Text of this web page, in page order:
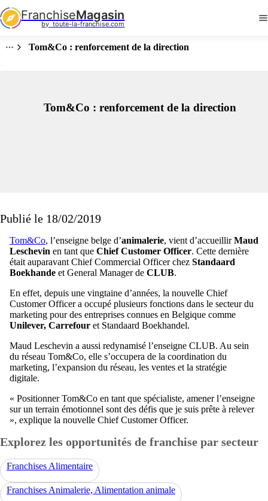
FranchiseMagasin
by  toute-la-franchise.com
Tom&Co : renforcement de la direction
Tom&Co : renforcement de la direction
Publié le 18/02/2019
Tom&Co, l’enseigne belge d’animalerie, vient d’accueillirMaud
Leschevin en tant que Chief Customer Officer. Cette dernière
était auparavant Chief Commercial Officer chez Standaard
Boekhande et General Manager de CLUB.
En effet, depuis une vingtaine d’années, la nouvelle Chief
Customer Officer a occupé plusieurs fonctions dans le secteur du
marketing pour des entreprises connues en Belgique comme
Unilever, Carrefour et Standaard Boekhandel.
Maud Leschevin a aussi redynamisé l’enseigne CLUB. Au sein
du réseau Tom&Co, elle s’occupera de la coordination du
marketing, l’expansion du réseau, les ventes et la stratégie
digitale.
« Positionner Tom&Co en tant que spécialiste, amener l’enseigne
sur un terrain émotionnel sont des défis que je suis prête à relever
», explique la nouvelle Chief Customer Officer.
Explorez les opportunités de franchise par secteur
Franchises Alimentaire
Franchises Animalerie, Alimentation animale